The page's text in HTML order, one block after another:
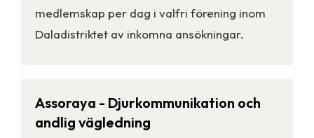
medlemskap per dag i valfri förening inom
Daladistriktet av inkomna ansökningar.
Assoraya - Djurkommunikation och
andlig vägledning